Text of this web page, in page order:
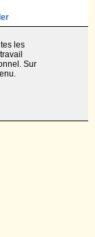
les
Sur